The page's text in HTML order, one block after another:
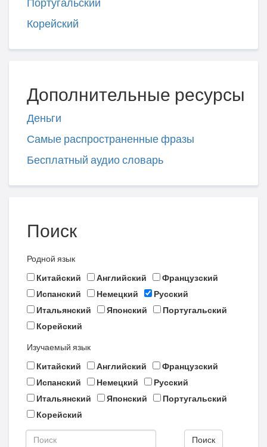
Португальский
Корейский
Дополнительные ресурсы
Деньги
Самые распространенные фразы
Бесплатный аудио словарь
Поиск
Родной язык
Китайский
Английский
Французский
Испанский
Немецкий
Русский
Итальянский
Японский
Португальский
Корейский
Изучаемый язык
Китайский
Английский
Французский
Испанский
Немецкий
Русский
Итальянский
Японский
Португальский
Корейский
Поиск